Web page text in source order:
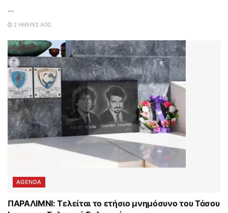
...
2 ΗΜΈΡΕΣ AGO
AGENDA
ΠΑΡΑΛΙΜΝΙ: Τελείται το ετήσιο μνημόσυνο του Τάσου